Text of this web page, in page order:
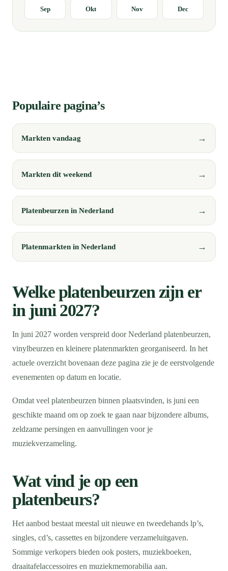
Sep Okt Nov Dec
Populaire pagina’s
Markten vandaag
Markten dit weekend
Platenbeurzen in Nederland
Platenmarkten in Nederland
Welke platenbeurzen zijn er
in juni 2027?
In juni 2027 worden verspreid door Nederland platenbeurzen,
vinylbeurzen en kleinere platenmarkten georganiseerd. In het
actuele overzicht bovenaan deze pagina zie je de eerstvolgende
evenementen op datum en locatie.
Omdat veel platenbeurzen binnen plaatsvinden, is juni een
geschikte maand om op zoek te gaan naar bijzondere albums,
zeldzame persingen en aanvullingen voor je
muziekverzameling.
Wat vind je op een
platenbeurs?
Het aanbod bestaat meestal uit nieuwe en tweedehands lp’s,
singles, cd’s, cassettes en bijzondere verzameluitgaven.
Sommige verkopers bieden ook posters, muziekboeken,
draaitafelaccessoires en muziekmemorabilia aan.